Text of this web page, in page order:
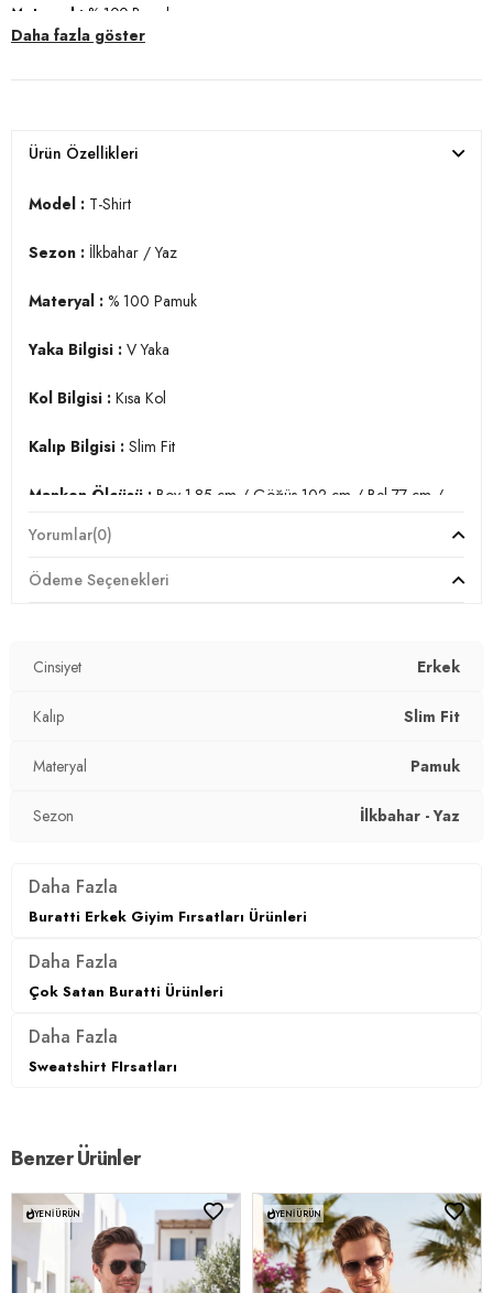
Materyal : % 100 Pamuk
cm / Beden L
Üretim Yeri :Türkiye
3DY15412001.40
Daha fazla göster
Ürün Özellikleri
Model : T-Shirt
Sezon : İlkbahar / Yaz
Materyal : % 100 Pamuk
Yaka Bilgisi : V Yaka
Kol Bilgisi : Kısa Kol
Kalıp Bilgisi : Slim Fit
Manken Ölçüsü : Boy 1.85 cm / Göğüs 102 cm / Bel 77 cm /
Üretim Yeri :
Türkiye
3DY15412001.40
Yorumlar(0)
Ödeme Seçenekleri
Cinsiyet Erkek
Kalıp Slim Fit
Materyal Pamuk
Sezon İlkbahar - Yaz
Daha Fazla
Buratti Erkek Giyim Fırsatları Ürünleri
Daha Fazla
Çok Satan Buratti Ürünleri
Daha Fazla
Sweatshirt FIrsatları
Benzer Ürünler
YENI ÜRÜN YENI ÜRÜN